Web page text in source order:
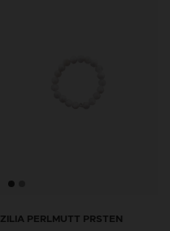
ZILIA PERLMUTT PRSTEN